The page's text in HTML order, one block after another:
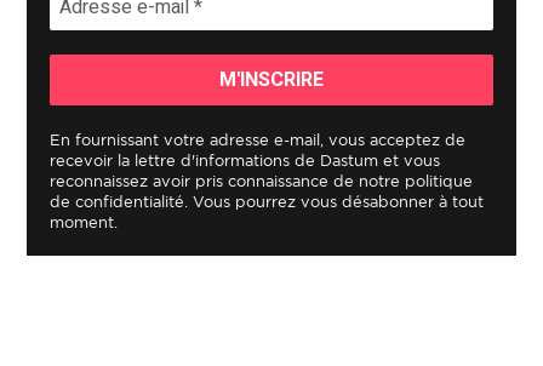
En fournissant votre adresse e-mail, vous acceptez de
recevoir la lettre d'informations de Dastum et vous
reconnaissez avoir pris connaissance de notre politique
de confidentialité. Vous pourrez vous désabonner à tout
moment.